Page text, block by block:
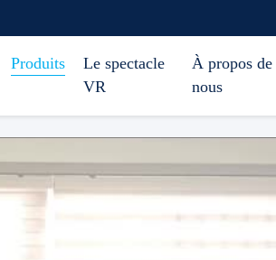
Produits
Le spectacle
VR
À propos de
nous